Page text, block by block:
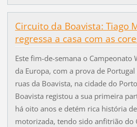
Circuito da Boavista: Tiago
regressa a casa com as
Este fim-de-semana o Campeonato
da Europa, com a prova de
ruas da Boavista, na cidade do
Boavista registou a sua primeira
há oito anos e detém rica história
motorizada, tendo sido anfitrião do